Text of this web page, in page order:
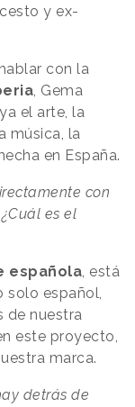
y ex-
con la
, Gema
el arte, la
música, la
en España.
con
es el
española, está
solo español,
de nuestra
este proyecto,
marca.
detrás de